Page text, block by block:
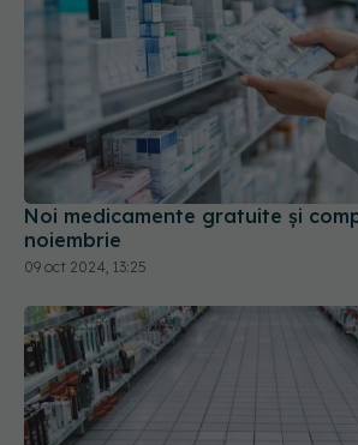
Noi medicamente gratuite şi
noiembrie
09 oct 2024, 13:25